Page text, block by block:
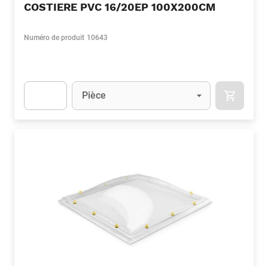
COSTIERE PVC 16/20EP 100X200CM
Numéro de produit 10643
Unité
Pièce